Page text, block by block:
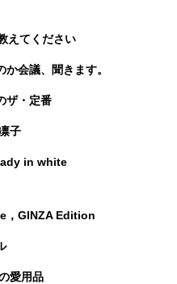
えてください
会議、聞きます。
ザ・定番
子
in white
GINZA Edition
愛用品